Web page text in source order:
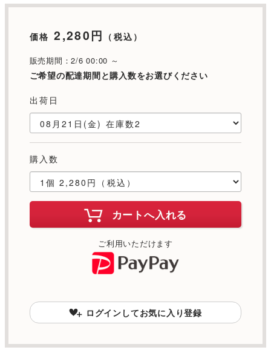
価格 2,280円 （税込）
販売期間：2/6 00:00 ～
ご希望の配達期間と購入数をお選びください
出荷日
購入数
カートへ入れる
ご利用いただけます
ログインしてお気に入り登録